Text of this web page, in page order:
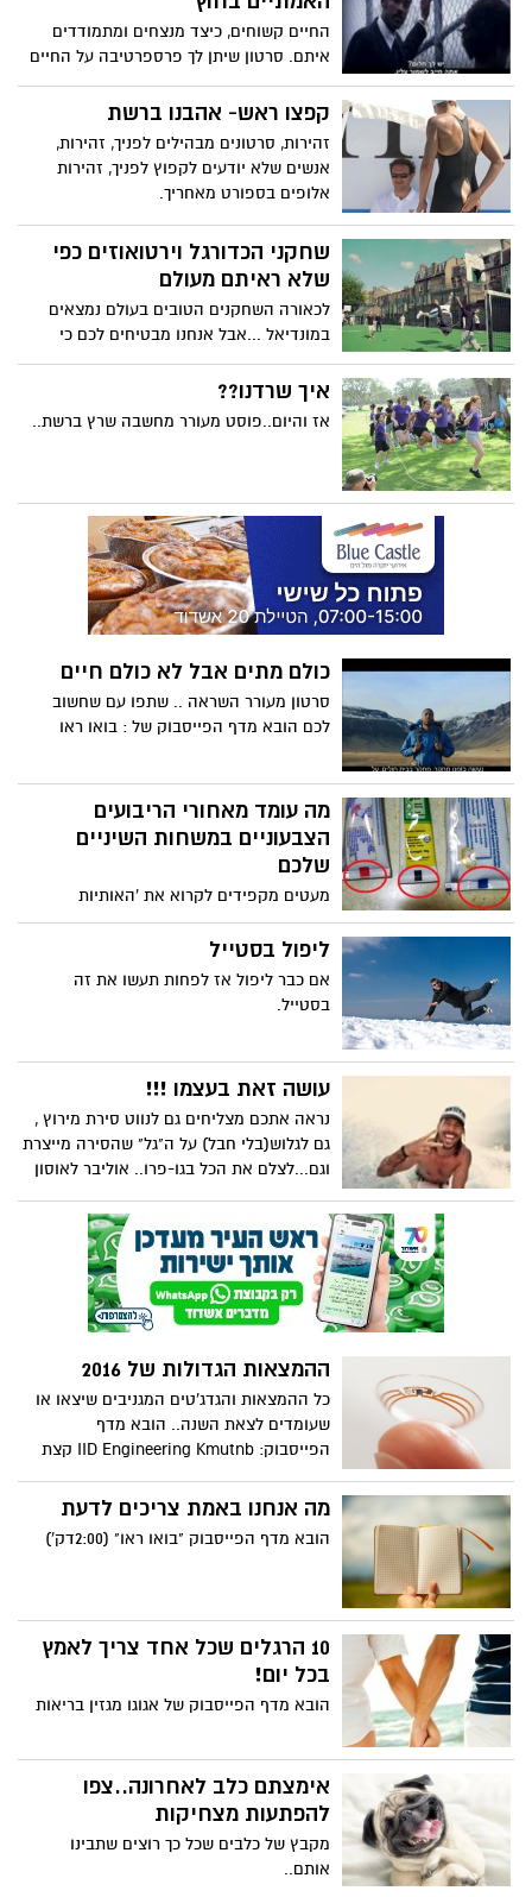
החיים קשוחים, כיצד מנצחים ומתמודדים
איתם. סרטון שיתן לך פרספרטיבה על החיים
קפצו ראש- אהבנו ברשת
זהירות, סרטונים מבהילים לפניך, זהירות,
אנשים שלא יודעים לקפוץ לפניך, זהירות
אלופים בספורט מאחריך.
שחקני הכדורגל וירטואוזים כפי
שלא ראיתם מעולם
לכאורה השחקנים הטובים בעולם נמצאים
במונדיאל ...אבל אנחנו מבטיחים לכם כי
משחק ושחקני כדורגל כמו שתראו בסרטון
הבא לא ראיתם מימכם. פשוט מדהים!
איך שרדנו??
אז והיום..פוסט מעורר מחשבה שרץ ברשת..
כולם מתים אבל לא כולם חיים
סרטון מעורר השראה .. שתפו עם שחשוב
לכם הובא מדף הפייסבוק של : בואו ראו
מה עומד מאחורי הריבועים
הצבעוניים במשחות השיניים
שלכם
מעטים מקפידים לקרוא את 'האותיות
הקטנות' במוצרים שהם רוכשים, אולם כשזה
מגיע למשחות שיניים - חזקה עלינו להקפיד
על כך. מדוע ומהן ההשלכות של הידע הזה,
על בריאות הפה שלנו? קראו בכתבה
ליפול בסטייל
אם כבר ליפול אז לפחות תעשו את זה
בסטייל.
עושה זאת בעצמו !!!
נראה אתכם מצליחים גם לנווט סירת מירוץ ,
גם לגלוש(בלי חבל) על ה"גל" שהסירה מייצרת
וגם...לצלם את הכל בגו-פרו.. אוליבר לאוסון
ההמצאות הגדולות של 2016
כל ההמצאות והגדג'טים המגניבים שיצאו או
שעומדים לצאת השנה.. הובא מדף
הפייסבוק: IID Engineering Kmutnb קצת
מה אנחנו באמת צריכים לדעת
הובא מדף הפייסבוק "בואו ראו" (2:00דק')
10 הרגלים שכל אחד צריך לאמץ
בכל יום!
הובא מדף הפייסבוק של אגוגו מגזין בריאות
אימצתם כלב לאחרונה..צפו
להפתעות מצחיקות
מקבץ של כלבים שכל כך רוצים שתבינו
אותם..